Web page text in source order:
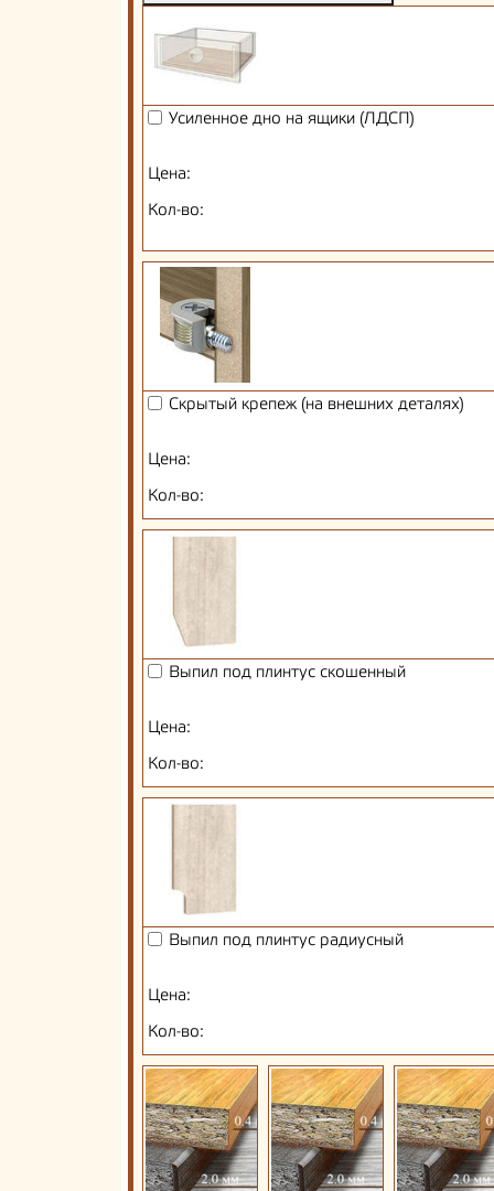
Усиленное дно на ящики (ЛДСП)
Цена:
Кол-во:
Скрытый крепеж (на внешних деталях)
Цена:
Кол-во:
Выпил под плинтус скошенный
Цена:
Кол-во:
Выпил под плинтус радиусный
Цена:
Кол-во: